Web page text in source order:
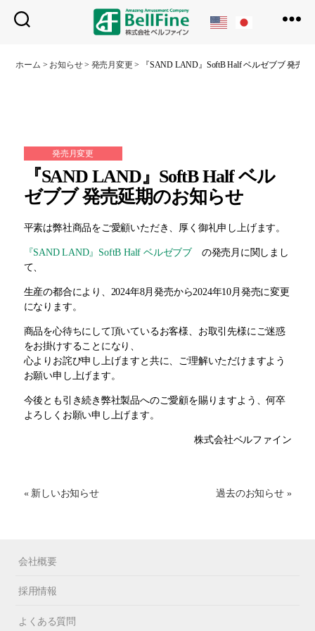
フ
ホーム > お知らせ> 発売月変更 > 『SAND LAND』SoftB Half ベルゼブブ 発売
発売月変更
『SAND LAND』SoftB Half ベル
ゼブブ 発売延期のお知らせ
平素は弊社商品をご愛顧いただき、厚く御礼申し上げます。
『SAND LAND』SoftB Half ベルゼブブ の発売月に関しまし
て、
生産の都合により、2024年8月発売から2024年10月発売に変更
になります。
商品を心待ちにして頂いているお客様、お取引先様にご迷惑
をお掛けすることになり、
心よりお詫び申し上げますと共に、ご理解いただけますよう
お願い申し上げます。
今後とも引き続き弊社製品へのご愛顧を賜りますよう、何卒
よろしくお願い申し上げます。
株式会社ベルファイン
« 新しいお知らせ 過去のお知らせ »
会社概要
採用情報
よくある質問